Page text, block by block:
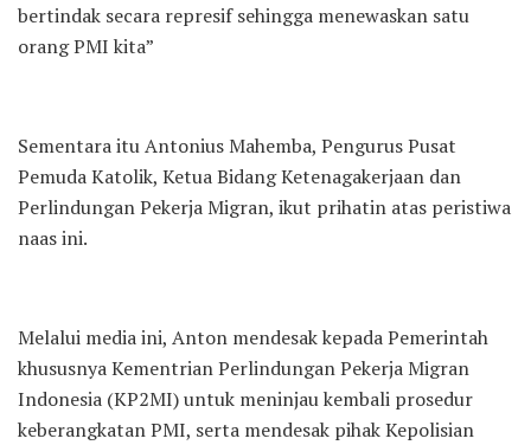
bertindak secara represif sehingga menewaskan satu
orang PMI kita”
Sementara itu Antonius Mahemba, Pengurus Pusat
Pemuda Katolik, Ketua Bidang Ketenagakerjaan dan
Perlindungan Pekerja Migran, ikut prihatin atas peristiwa
naas ini.
Melalui media ini, Anton mendesak kepada Pemerintah
khususnya Kementrian Perlindungan Pekerja Migran
Indonesia (KP2MI) untuk meninjau kembali prosedur
keberangkatan PMI, serta mendesak pihak Kepolisian